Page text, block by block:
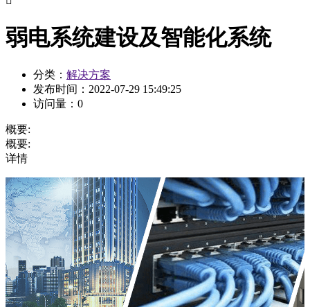
弱电系统建设及智能化系统
分类： 解决方案
发布时间： 2022-07-29 15:49:25
访问量： 0
概要:
概要:
详情